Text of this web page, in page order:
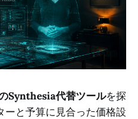
Synthesia代替ツールを探
と予算に見合った価格設